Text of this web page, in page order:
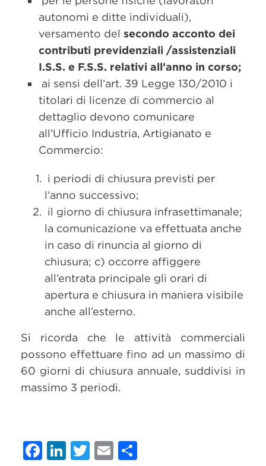
autonomi e ditte individuali),
versamento del secondo acconto dei
contributi previdenziali /assistenziali
I.S.S. e F.S.S. relativi all’anno in corso;
ai sensi dell’art. 39 Legge 130/2010 i
titolari di licenze di commercio al
dettaglio devono comunicare
all’Ufficio Industria, Artigianato e
Commercio:
i periodi di chiusura previsti per
l’anno successivo;
il giorno di chiusura infrasettimanale;
la comunicazione va effettuata anche
in caso di rinuncia al giorno di
chiusura; c) occorre affiggere
all’entrata principale gli orari di
apertura e chiusura in maniera visibile
anche all’esterno.
Si ricorda che le attività commerciali
possono effettuare fino ad un massimo di
60 giorni di chiusura annuale, suddivisi in
massimo 3 periodi.
Facebook
LinkedIn
Twitter
Email